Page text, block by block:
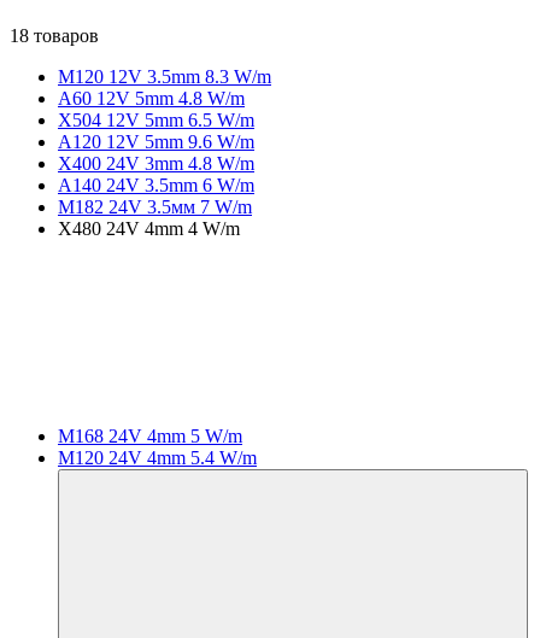
18 товаров
M120 12V 3.5mm 8.3 W/m
A60 12V 5mm 4.8 W/m
X504 12V 5mm 6.5 W/m
A120 12V 5mm 9.6 W/m
X400 24V 3mm 4.8 W/m
A140 24V 3.5mm 6 W/m
M182 24V 3.5мм 7 W/m
X480 24V 4mm 4 W/m
M168 24V 4mm 5 W/m
M120 24V 4mm 5.4 W/m